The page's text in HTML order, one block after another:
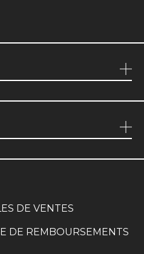
DE VENTES
DE REMBOURSEMENTS